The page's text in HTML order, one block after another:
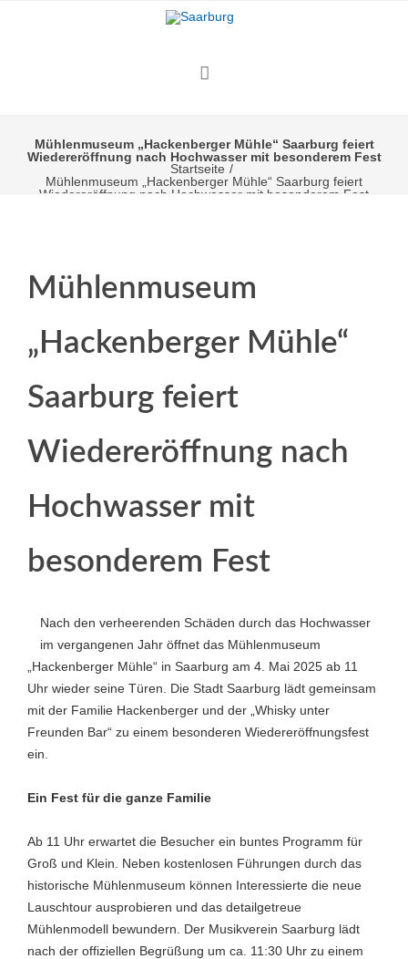
Mühlenmuseum „Hackenberger Mühle“ Saarburg feiert
Wiedereröffnung nach Hochwasser mit besonderem Fest
Startseite /
Mühlenmuseum „Hackenberger Mühle“ Saarburg feiert
Wiedereröffnung nach Hochwasser mit besonderem Fest
Mühlenmuseum
„Hackenberger Mühle“
Saarburg feiert
Wiedereröffnung nach
Hochwasser mit
besonderem Fest
Nach den verheerenden Schäden durch das Hochwasser
im vergangenen Jahr öffnet das Mühlenmuseum
„Hackenberger Mühle“ in Saarburg am 4. Mai 2025 ab 11
Uhr wieder seine Türen. Die Stadt Saarburg lädt gemeinsam
mit der Familie Hackenberger und der „Whisky unter
Freunden Bar“ zu einem besonderen Wiedereröffnungsfest
ein.
Ein Fest für die ganze Familie
Ab 11 Uhr erwartet die Besucher ein buntes Programm für
Groß und Klein. Neben kostenlosen Führungen durch das
historische Mühlenmuseum können Interessierte die neue
Lauschtour ausprobieren und das detailgetreue
Mühlenmodell bewundern. Der Musikverein Saarburg lädt
nach der offiziellen Begrüßung um ca. 11:30 Uhr zu einem